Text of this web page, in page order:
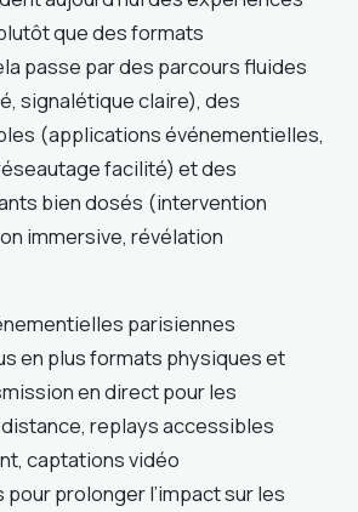
que des formats
passe par des parcours fluides
signalétique claire), des
(applications événementielles,
facilité) et des
bien dosés (intervention
immersive, révélation
parisiennes
en plus formats physiques et
en direct pour les
replays accessibles
captations vidéo
prolonger l’impact sur les